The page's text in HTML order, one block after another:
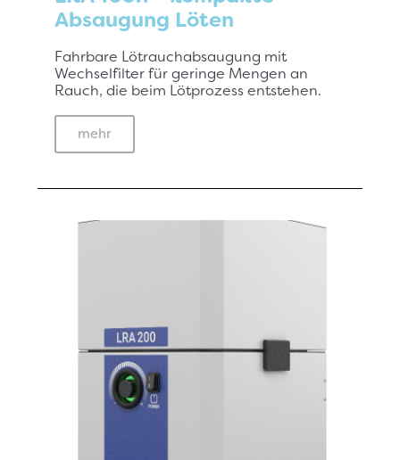
Absaugung Löten
Fahrbare Lötrauchabsaugung mit
Wechselfilter für geringe Mengen an
Rauch, die beim Lötprozess entstehen.
mehr